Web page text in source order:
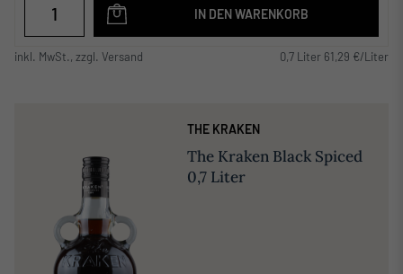
IN DEN WARENKORB
inkl. MwSt., zzgl. Versand 0,7 Liter 61,29 €/Liter
THE KRAKEN
The Kraken Black Spiced
0,7 Liter